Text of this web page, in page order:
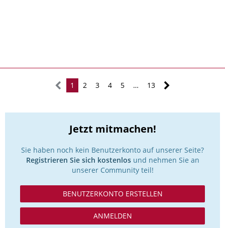
1 2 3 4 5 … 13
Jetzt mitmachen!
Sie haben noch kein Benutzerkonto auf unserer Seite?
Registrieren Sie sich kostenlosund nehmen Sie an
unserer Community teil!
BENUTZERKONTO ERSTELLEN
ANMELDEN